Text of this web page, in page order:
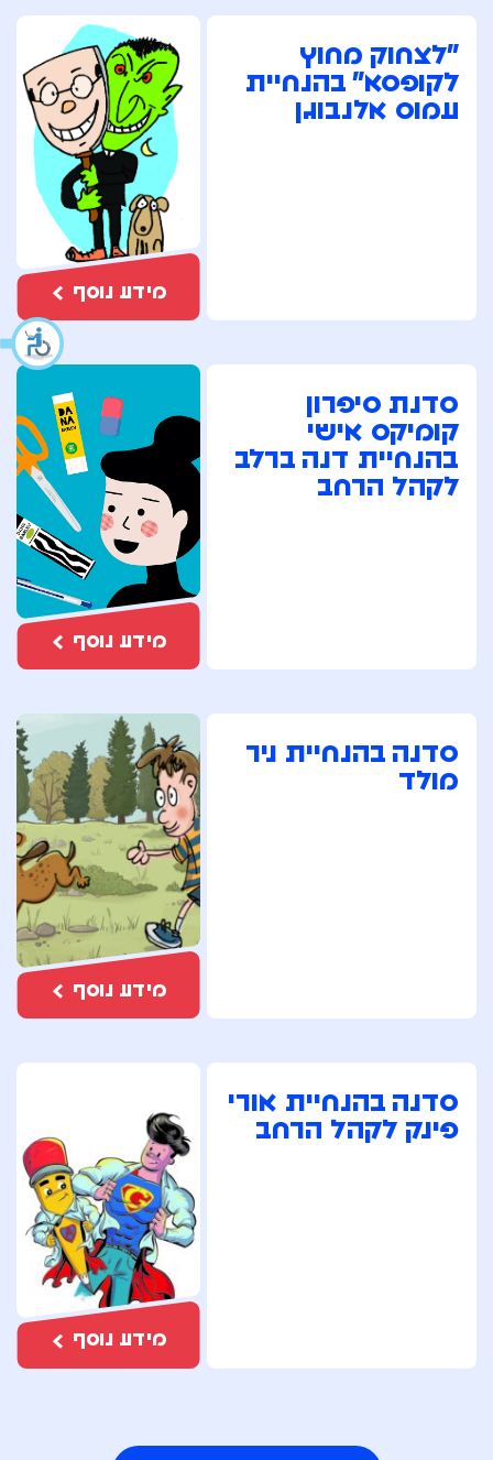
"לצחוק מחוץ
לקופסא" בהנחיית
עמוס אלנבוגן
מידע נוסף
סדנת סיפרון
קומיקס אישי
בהנחיית דנה ברלב
לקהל הרחב
מידע נוסף
סדנה בהנחיית ניר
מולד
מידע נוסף
סדנה בהנחיית אורי
פינק לקהל הרחב
מידע נוסף